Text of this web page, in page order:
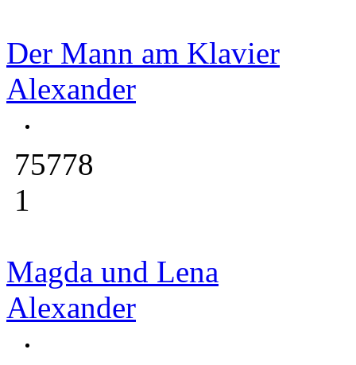
Der Mann am Klavier
Alexander
75778
1
Magda und Lena
Alexander